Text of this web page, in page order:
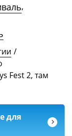
,
/
Fest 2, там
для